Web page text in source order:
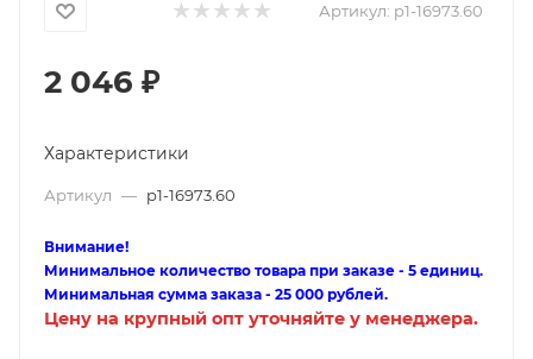
Артикул: p1-16973.60
2 046 ₽
Характеристики
Артикул — p1-16973.60
Внимание!
Минимальное количество товара при заказе - 5 единиц.
Минимальная сумма заказа - 25 000 рублей.
Цену на крупный опт уточняйте у менеджера.